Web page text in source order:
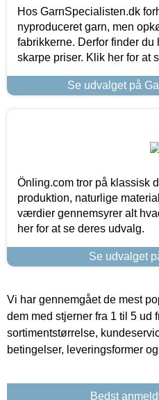
Hos GarnSpecialisten.dk
nyproduceret garn, men
fabrikkerne. Derfor finder du
skarpe priser. Klik her for at
Se udvalget på
Önling.com tror på klassisk
produktion, naturlige
værdier gennemsyrer alt
her for at se deres udvalg.
Se udvalget
Vi har gennemgået de mest
dem med stjerner fra 1 til 5 ud
sortimentstørrelse,
betingelser, leveringsformer
Bedst